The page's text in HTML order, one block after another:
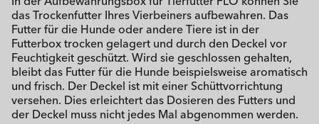
das Trockenfutter Ihres Vierbeiners aufbewahren. Das
Futter für die Hunde oder andere Tiere ist in der
Futterbox trocken gelagert und durch den Deckel vor
Feuchtigkeit geschützt. Wird sie geschlossen gehalten,
bleibt das Futter für die Hunde beispielsweise aromatisch
und frisch. Der Deckel ist mit einer Schüttvorrichtung
versehen. Dies erleichtert das Dosieren des Futters und
der Deckel muss nicht jedes Mal abgenommen werden.